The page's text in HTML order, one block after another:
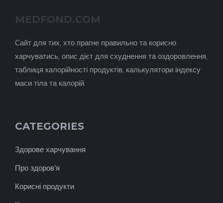
MEDFOND.COM
Cайт для тих, хто прагне правильно та корисно
харчуватись, опис дієт для схуднення та оздоровлення,
таблиця калорійності продуктів, калькулятори індексу
маси тіла та калорій.
CATEGORIES
Здорове харчування
Про здоров'я
Корисні продукти